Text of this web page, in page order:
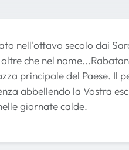
nell'ottavo secolo dai
che nel
principale del Paese. Il
abbellendo la Vostra
giornate calde.